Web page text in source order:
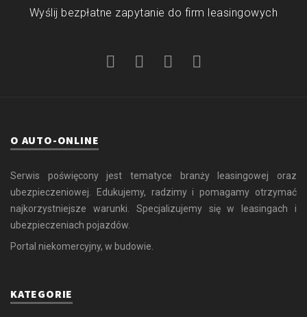
Wyślij bezpłatne zapytanie do firm leasingowych
O AUTO-ONLINE
Serwis poświęcony jest tematyce branży leasingowej oraz
ubezpieczeniowej. Edukujemy, radzimy i pomagamy otrzymać
najkorzystniejsze warunki. Specjalizujemy się w leasingach i
ubezpieczeniach pojazdów.
Portal niekomercyjny, w budowie.
KATEGORIE